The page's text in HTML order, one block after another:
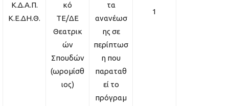
Κ.Δ.Α.Π.
Κ.Ε.ΔΗ.Θ.
κό
ΤΕ/ΔΕ
Θεατρικ
ών
Σπουδών
(ωρομίσθ
ιος)
τα
ανανέωσ
ης σε
περίπτωσ
η που
παραταθ
εί το
πρόγραμ
1